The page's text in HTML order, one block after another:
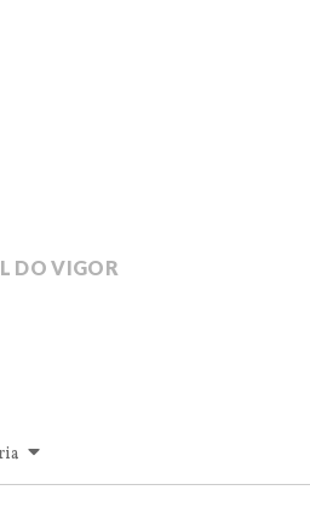
DO VIGOR